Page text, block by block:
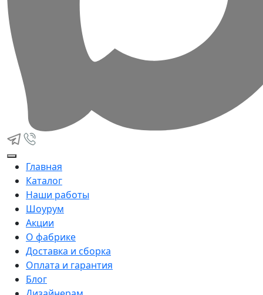
Главная
Каталог
Наши работы
Шоурум
Акции
О фабрике
Доставка и сборка
Оплата и гарантия
Блог